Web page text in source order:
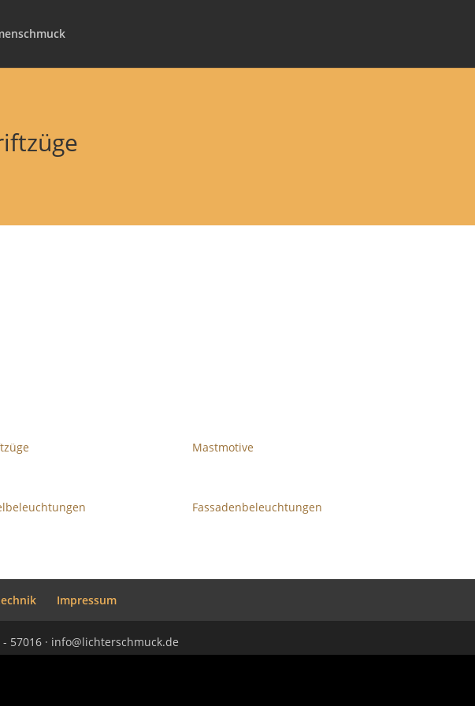
Mastmotive
Fassadenbeleuchtungen
Impressum
57016 · info@lichterschmuck.de